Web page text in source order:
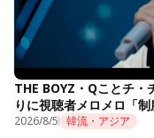
THE BOYZ・Qことチ・
りに視聴者メロメロ「
2026/8/5 韓流・アジア